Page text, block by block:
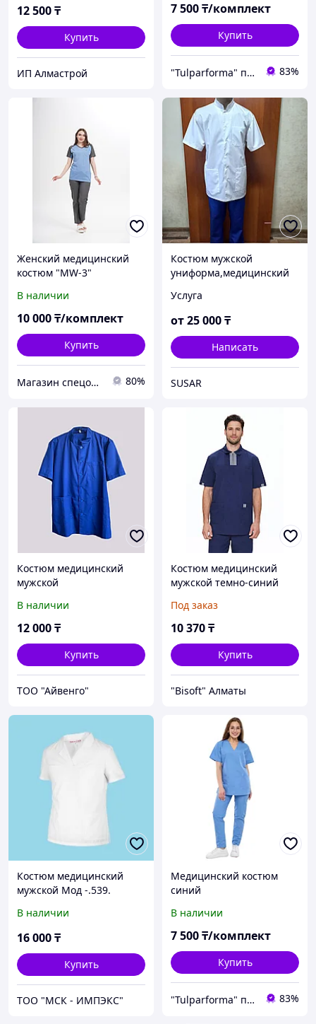
12 500₸
Купить
ИП Алмастрой
7 500₸/комплект
Купить
"Tulparforma" производственно-торговая компания. Спецодежда, Спецобувь, СИЗ в Алмате 83%
Женский медицинский
костюм "MW-3"
В наличии
10 000₸/комплект
Купить
Магазин спецодежды ROBAMAG 80%
Костюм мужской
униформа,медицинский
Услуга
от25 000₸
Написать
SUSAR
Костюм медицинский
мужской
В наличии
12 000₸
Купить
ТОО "Айвенго"
Костюм медицинский
мужской темно-синий
Под заказ
10 370₸
Купить
"Bisoft" Алматы
Костюм медицинский
мужской Мод -.539.
В наличии
16 000₸
Купить
ТОО "МСК - ИМПЭКС"
Медицинский костюм
синий
В наличии
7 500₸/комплект
Купить
"Tulparforma" производственно-торговая компания. Спецодежда, Спецобувь, СИЗ в Алмате 83%